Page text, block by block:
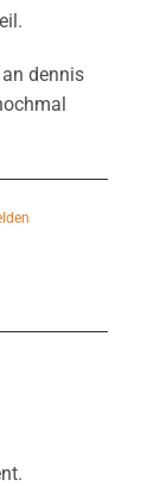
dennis